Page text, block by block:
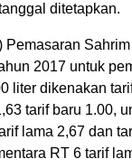
ditetapkan.
2017 untuk
liter dikenakan
tarif baru 1.00,
lama 2,67 dan
RT 6 tarif